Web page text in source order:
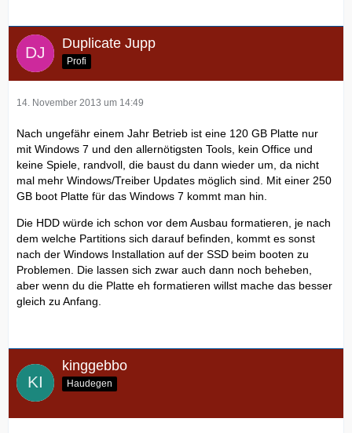
Duplicate Jupp
Profi
14. November 2013 um 14:49
Nach ungefähr einem Jahr Betrieb ist eine 120 GB Platte nur
mit Windows 7 und den allernötigsten Tools, kein Office und
keine Spiele, randvoll, die baust du dann wieder um, da nicht
mal mehr Windows/Treiber Updates möglich sind. Mit einer 250
GB boot Platte für das Windows 7 kommt man hin.
Die HDD würde ich schon vor dem Ausbau formatieren, je nach
dem welche Partitions sich darauf befinden, kommt es sonst
nach der Windows Installation auf der SSD beim booten zu
Problemen. Die lassen sich zwar auch dann noch beheben,
aber wenn du die Platte eh formatieren willst mache das besser
gleich zu Anfang.
kinggebbo
Haudegen